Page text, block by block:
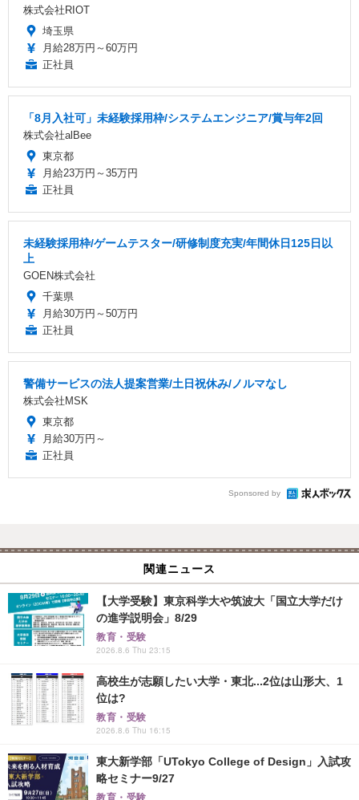
株式会社RIOT
埼玉県
月給28万円～60万円
正社員
「8月入社可」未経験採用枠/システムエンジニア/賞与年2回
株式会社alBee
東京都
月給23万円～35万円
正社員
未経験採用枠/ゲームテスター/研修制度充実/年間休日125日以
上
GOEN株式会社
千葉県
月給30万円～50万円
正社員
警備サービスの法人提案営業/土日祝休み/ノルマなし
株式会社MSK
東京都
月給30万円～
正社員
Sponsored by
関連ニュース
【大学受験】東京科学大や筑波大「国立大学だけ
の進学説明会」8/29
教育・受験
2026.8.6 Thu 23:15
高校生が志願したい大学・東北...2位は山形大、1
位は?
教育・受験
2026.8.6 Thu 16:15
東大新学部「UTokyo College of Design」入試攻
略セミナー9/27
教育・受験